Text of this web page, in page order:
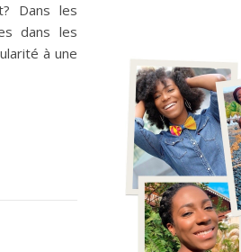
Dans les
dans les
à une